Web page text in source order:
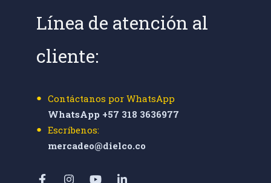
Línea de atención al
cliente:
Contáctanos por WhatsApp
WhatsApp +57 318 3636977
Escríbenos:
mercadeo@dielco.co